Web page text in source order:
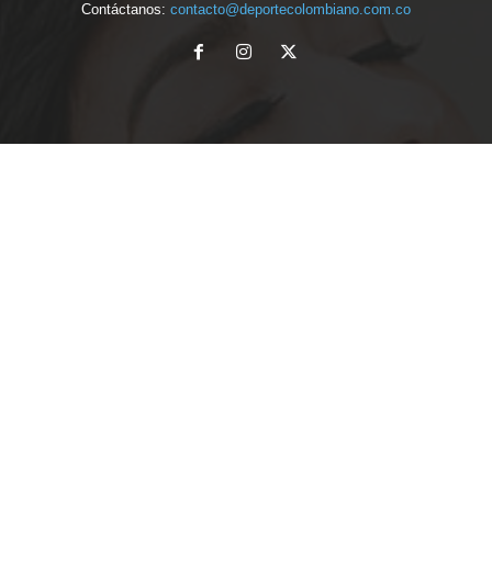
Contáctanos: contacto@deportecolombiano.com.co